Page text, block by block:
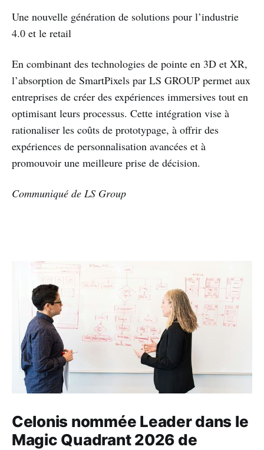
Une nouvelle génération de solutions pour l’industrie
4.0 et le retail
En combinant des technologies de pointe en 3D et XR,
l’absorption de SmartPixels par LS GROUP permet aux
entreprises de créer des expériences immersives tout en
optimisant leurs processus. Cette intégration vise à
rationaliser les coûts de prototypage, à offrir des
expériences de personnalisation avancées et à
promouvoir une meilleure prise de décision.
Communiqué de LS Group
Celonis nommée Leader dans le
Magic Quadrant 2026 de